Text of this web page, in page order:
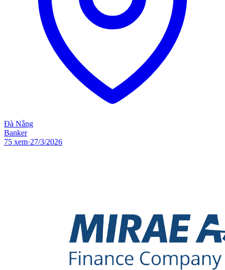
Đà Nẵng
Banker
75 xem·27/3/2026